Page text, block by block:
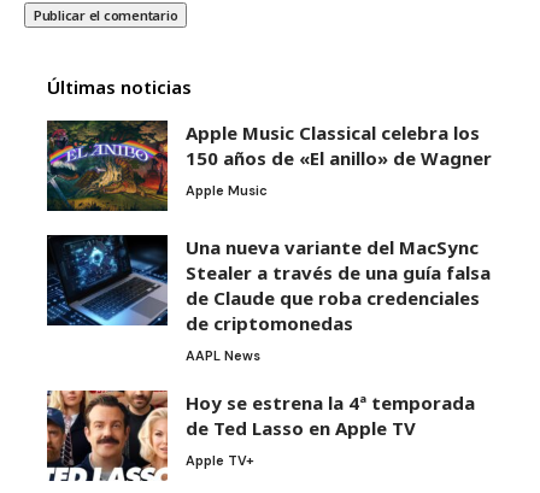
Últimas noticias
Apple Music Classical celebra los
150 años de «El anillo» de Wagner
Apple Music
Una nueva variante del MacSync
Stealer a través de una guía falsa
de Claude que roba credenciales
de criptomonedas
AAPL News
Hoy se estrena la 4ª temporada
de Ted Lasso en Apple TV
Apple TV+